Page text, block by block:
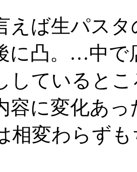
えば生パス
に凸。…中で
していると
容に変化あっ
相変わらず